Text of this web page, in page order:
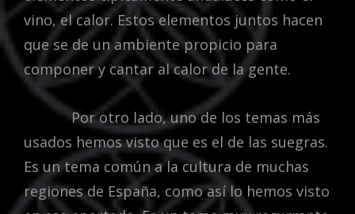
vino, el calor. Estos elementos juntos hacen
que se de un ambiente propicio para
componer y cantar al calor de la gente.
Por otro lado, uno de los temas más
usados hemos visto que es el de las suegras.
Es un tema común a la cultura de muchas
regiones de España, como así lo hemos visto